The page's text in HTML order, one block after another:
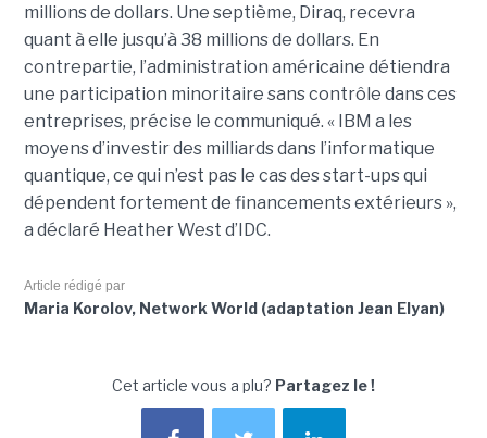
millions de dollars. Une septième, Diraq, recevra
quant à elle jusqu’à 38 millions de dollars. En
contrepartie, l’administration américaine détiendra
une participation minoritaire sans contrôle dans ces
entreprises, précise le communiqué. « IBM a les
moyens d’investir des milliards dans l’informatique
quantique, ce qui n’est pas le cas des start-ups qui
dépendent fortement de financements extérieurs »,
a déclaré Heather West d’IDC.
Article rédigé par
Maria Korolov, Network World (adaptation Jean Elyan)
Cet article vous a plu? Partagez le !